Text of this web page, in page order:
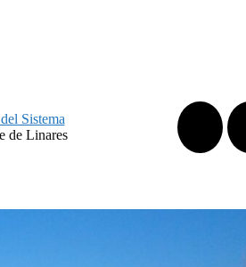
Sistema
de Linares